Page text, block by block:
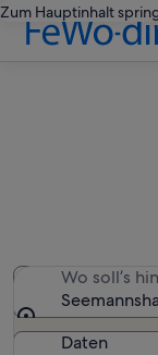
Zum Hauptinhalt
Wo soll’s
Daten